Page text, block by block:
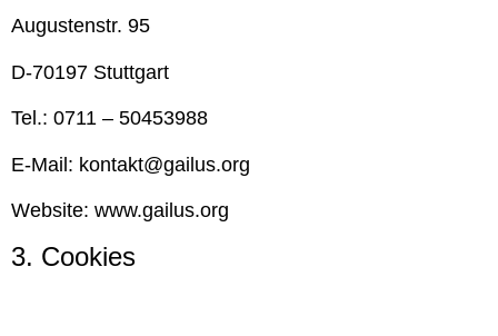
Augustenstr. 95
D-70197 Stuttgart
Tel.: 0711 – 50453988
E-Mail: kontakt@gailus.org
Website: www.gailus.org
3. Cookies